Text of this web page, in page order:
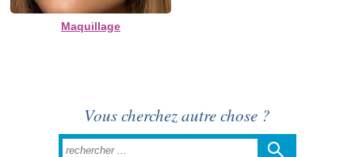
Maquillage
Vous cherchez autre chose ?